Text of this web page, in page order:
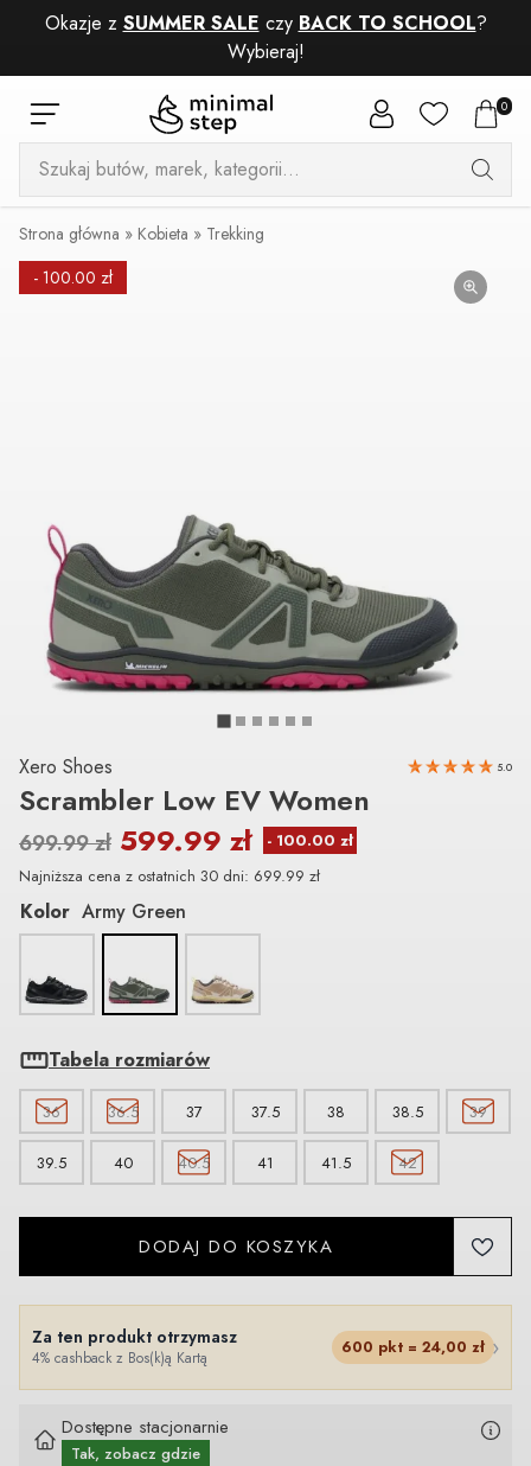
Okazje z SUMMER SALE czy BACK TO SCHOOL?
Wybieraj!
0
Wyszukiwarka
produktów
Strona główna » Kobieta » Trekking
- 100.00 zł
Xero Shoes 5.0
Scrambler Low EV Women
699.99zł 599.99 zł
Najniższa cena z ostatnich 30 dni: 699.99 zł
Kolor Army Green
Tabela rozmiarów
36 36.5 37 37.5 38 38.5 39
39.5 40 40.5 41 41.5 42
DODAJ DO KOSZYKA
Za ten produkt otrzymasz
4% cashback z Bos(k)ą Kartą
600 pkt = 24,00 zł ›
Dostępne stacjonarnie
Tak, zobacz gdzie